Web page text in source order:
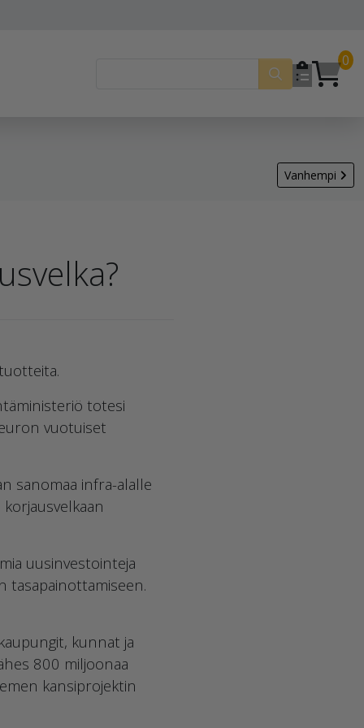
0
Vanhempi
totesi
vuotuiset
sanomaa infra-alalle
uusinvestointeja
tasapainottamiseen.
kunnat ja
800 miljoonaa
kansiprojektin